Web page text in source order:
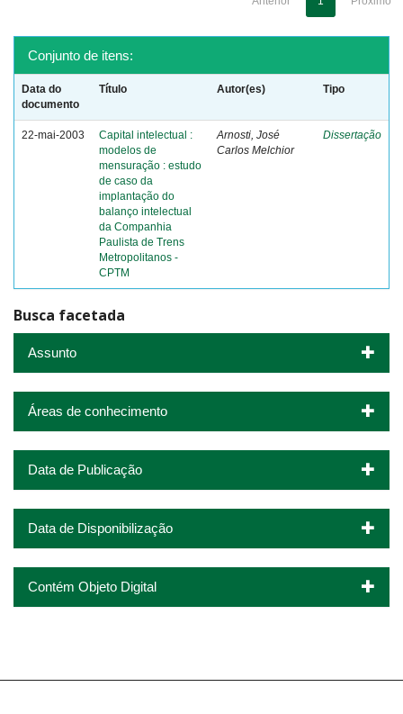
Conjunto de itens:
Data do
documento
Título Autor(es) Tipo
22-mai-2003
Capital intelectual :
modelos de
mensuração : estudo
de caso da
implantação do
balanço intelectual
da Companhia
Paulista de Trens
Metropolitanos -
CPTM
Arnosti, José
Carlos Melchior
Dissertação
Busca facetada
Assunto
Áreas de conhecimento
Data de Publicação
Data de Disponibilização
Contém Objeto Digital